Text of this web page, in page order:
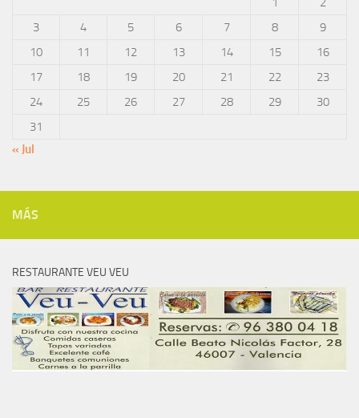
3
4 5 6 7 8
9
10
11 12 13 14 15
16
17
18 19 20 21 22
23
24
25 26 27 28 29
30
31
« Jul
MÁS
RESTAURANTE VEU VEU